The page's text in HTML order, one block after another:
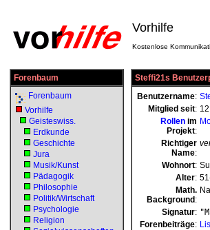
Vorhilfe
Kostenlose
Forenbaum
Forenbaum
Vorhilfe
Geisteswiss.
Erdkunde
Geschichte
Jura
Musik/Kunst
Pädagogik
Philosophie
Politik/Wirtschaft
Psychologie
Religion
Steffi21s
Benutzername:
Mitglied seit:
Rollen im
Projekt:
Richtiger
Name:
Wohnort:
Alter:
Math.
Background :
Signatur:
Forenbeiträge: